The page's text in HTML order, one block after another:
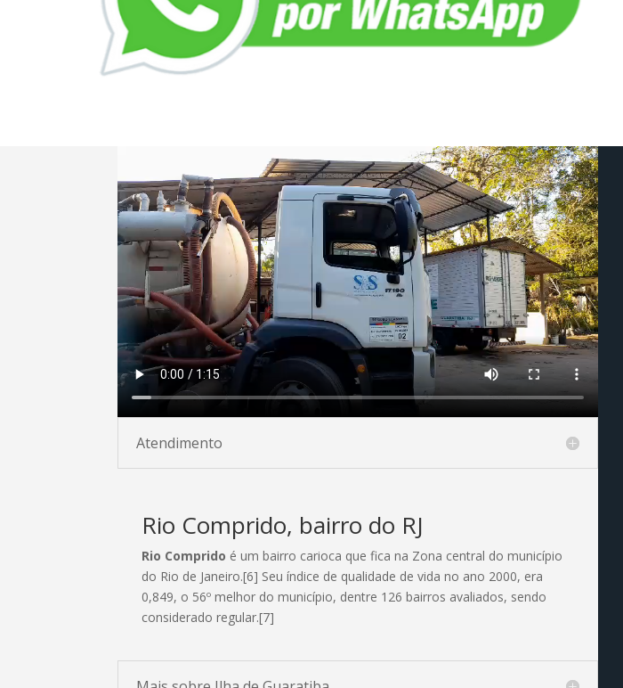
Atendimento
Rio Comprido, bairro do RJ
Rio Comprido é um bairro carioca que fica na Zona central do município
do Rio de Janeiro.[6] Seu índice de qualidade de vida no ano 2000, era
0,849, o 56º melhor do município, dentre 126 bairros avaliados, sendo
considerado regular.[7]